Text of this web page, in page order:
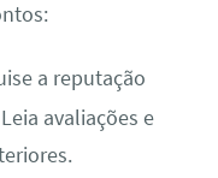
a reputação
avaliações e